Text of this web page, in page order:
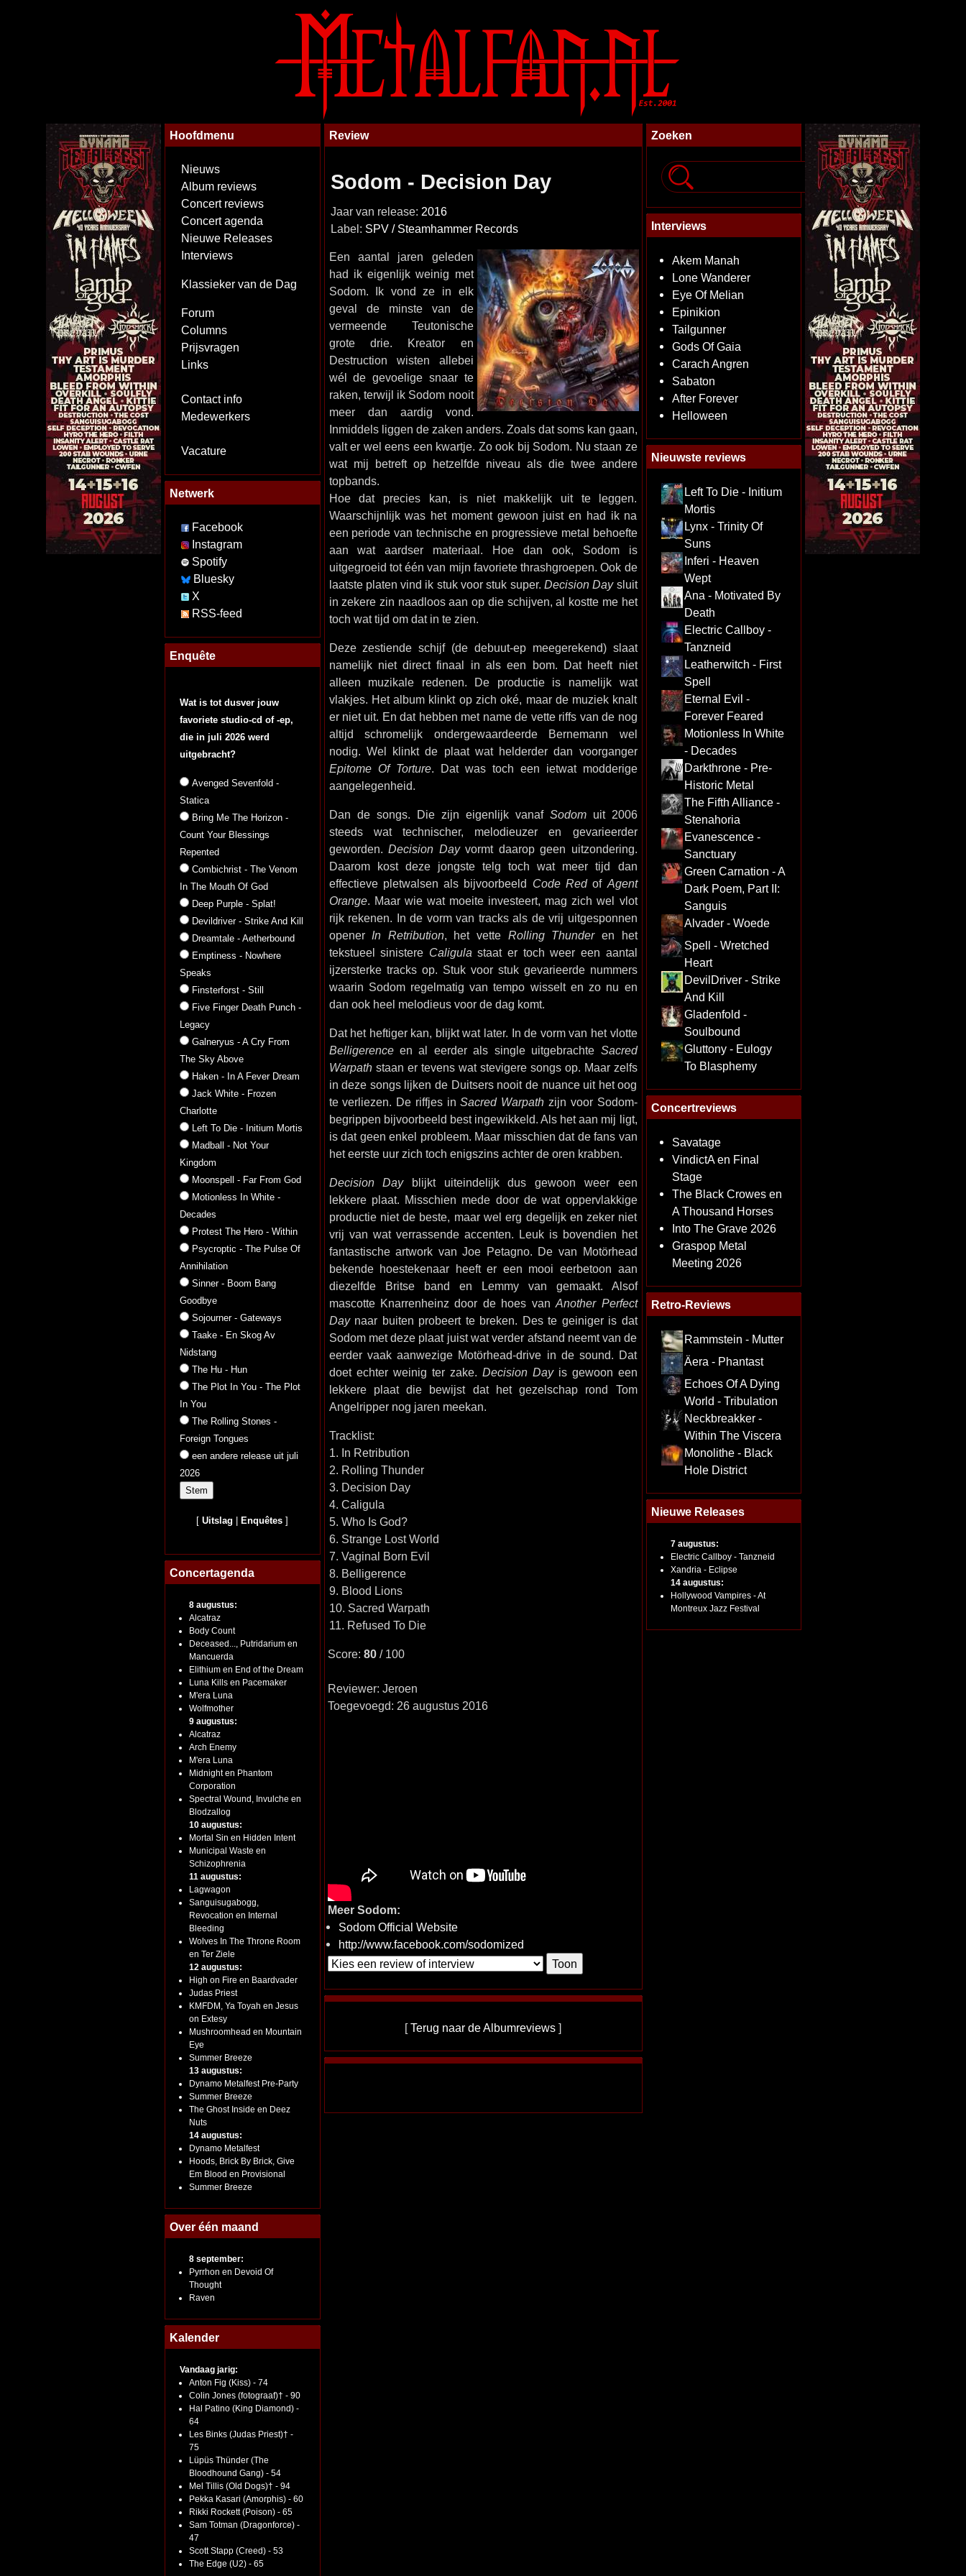
Hoofdmenu
Nieuws
Album reviews
Concert reviews
Concert agenda
Nieuwe Releases
Interviews
Klassieker van de Dag
Forum
Columns
Prijsvragen
Links
Contact info
Medewerkers
Vacature
Netwerk
Facebook
Instagram
Spotify
Bluesky
X
RSS-feed
Enquête
Wat is tot dusver jouw
favoriete studio-cd of -ep,
die in juli 2026 werd
uitgebracht?
Avenged Sevenfold -
Statica
Bring Me The Horizon -
Count Your Blessings
Repented
Combichrist - The Venom
In The Mouth Of God
Deep Purple - Splat!
Devildriver - Strike And Kill
Dreamtale - Aetherbound
Emptiness - Nowhere
Speaks
Finsterforst - Still
Five Finger Death Punch -
Legacy
Galneryus - A Cry From
The Sky Above
Haken - In A Fever Dream
Jack White - Frozen
Charlotte
Left To Die - Initium Mortis
Madball - Not Your
Kingdom
Moonspell - Far From God
Motionless In White -
Decades
Protest The Hero - Within
Psycroptic - The Pulse Of
Annihilation
Sinner - Boom Bang
Goodbye
Sojourner - Gateways
Taake - En Skog Av
Nidstang
The Hu - Hun
The Plot In You - The Plot
In You
The Rolling Stones -
Foreign Tongues
een andere release uit juli
2026
[Uitslag Enquêtes ]
Concertagenda
8 augustus:
Alcatraz
Body Count
Deceased..., Putridarium en
Mancuerda
Elithium en End of the Dream
Luna Kills en Pacemaker
M'era Luna
Wolfmother
9 augustus:
Alcatraz
Arch Enemy
M'era Luna
Midnight en Phantom
Corporation
Spectral Wound, Invulche en
Blodzallog
10 augustus:
Mortal Sin en Hidden Intent
Municipal Waste en
Schizophrenia
11 augustus:
Lagwagon
Sanguisugabogg,
Revocation en Internal
Bleeding
Wolves In The Throne Room
en Ter Ziele
12 augustus:
High on Fire en Baardvader
Judas Priest
KMFDM, Ya Toyah en Jesus
on Extesy
Mushroomhead en Mountain
Eye
Summer Breeze
13 augustus:
Dynamo Metalfest Pre-Party
Summer Breeze
The Ghost Inside en Deez
Nuts
14 augustus:
Dynamo Metalfest
Hoods, Brick By Brick, Give
Em Blood en Provisional
Summer Breeze
Over één maand
8 september:
Pyrrhon en Devoid Of
Thought
Raven
Kalender
Vandaag jarig:
Anton Fig (Kiss) - 74
Colin Jones (fotograaf)† - 90
Hal Patino (King Diamond) -
64
Les Binks (Judas Priest)† -
75
Lüpüs Thünder (The
Bloodhound Gang) - 54
Mel Tillis (Old Dogs)† - 94
Pekka Kasari (Amorphis) - 60
Rikki Rockett (Poison) - 65
Sam Totman (Dragonforce) -
47
Scott Stapp (Creed) - 53
The Edge (U2) - 65
Review
Sodom - Decision Day
Jaar van release: 2016
Label: SPV / Steamhammer Records
Een aantal jaren geleden
had ik eigenlijk weinig met
Sodom. Ik vond ze in elk
geval de minste van de
vermeende Teutonische
grote drie. Kreator en
Destruction wisten allebei
wél de gevoelige snaar te
raken, terwijl ik Sodom nooit
meer dan aardig vond.
Inmiddels liggen de zaken anders. Zoals dat soms kan gaan,
valt er wel eens een kwartje. Zo ook bij Sodom. Nu staan ze
wat mij betreft op hetzelfde niveau als die twee andere
topbands.
Hoe dat precies kan, is niet makkelijk uit te leggen.
Waarschijnlijk was het moment gewoon juist en had ik na
een periode van technische en progressieve metal behoefte
aan wat aardser materiaal. Hoe dan ook, Sodom is
uitgegroeid tot één van mijn favoriete thrashgroepen. Ook de
laatste platen vind ik stuk voor stuk super. Decision Daysluit
in zekere zin naadloos aan op die schijven, al kostte me het
toch wat tijd om dat in te zien.
Deze zestiende schijf (de debuut-ep meegerekend) slaat
namelijk niet direct finaal in als een bom. Dat heeft niet
alleen muzikale redenen. De productie is namelijk wat
vlakjes. Het album klinkt op zich oké, maar de muziek knalt
er niet uit. En dat hebben met name de vette riffs van de nog
altijd schromelijk ondergewaardeerde Bernemann wel
nodig. Wel klinkt de plaat wat helderder dan voorganger
Epitome Of Torture. Dat was toch een ietwat modderige
aangelegenheid.
Dan de songs. Die zijn eigenlijk vanaf Sodomuit 2006
steeds wat technischer, melodieuzer en gevarieerder
geworden. Decision Dayvormt daarop geen uitzondering.
Daarom kost deze jongste telg toch wat meer tijd dan
effectieve pletwalsen als bijvoorbeeld Code Redof Agent
Orange. Maar wie wat moeite investeert, mag zich wel vlot
rijk rekenen. In de vorm van tracks als de vrij uitgesponnen
opener In Retribution, het vette Rolling Thunderen het
tekstueel sinistere Caligula staat er toch weer een aantal
ijzersterke tracks op. Stuk voor stuk gevarieerde nummers
waarin Sodom regelmatig van tempo wisselt en zo nu en
dan ook heel melodieus voor de dag komt.
Dat het heftiger kan, blijkt wat later. In de vorm van het vlotte
Belligerenceen al eerder als single uitgebrachte Sacred
Warpathstaan er tevens wat stevigere songs op. Maar zelfs
in deze songs lijken de Duitsers nooit de nuance uit het oog
te verliezen. De riffjes inSacred Warpath zijn voor Sodom-
begrippen bijvoorbeeld best ingewikkeld. Als het aan mij ligt,
is dat geen enkel probleem. Maar misschien dat de fans van
het eerste uur zich toch enigszins achter de oren krabben.
Decision Dayblijkt uiteindelijk dus gewoon weer een
lekkere plaat. Misschien mede door de wat oppervlakkige
productie niet de beste, maar wel erg degelijk en zeker niet
vrij van wat verrassende accenten. Leuk is bovendien het
fantastische artwork van Joe Petagno. De van Motörhead
bekende hoestekenaar heeft er een mooi eerbetoon aan
diezelfde Britse band en Lemmy van gemaakt. Alsof
mascotte Knarrenheinz door de hoes vanAnother Perfect
Daynaar buiten probeert te breken. Des te geiniger is dat
Sodom met deze plaat juist wat verder afstand neemt van de
eerder vaak aanwezige Motörhead-drive in de sound. Dat
doet echter weinig ter zake. Decision Dayis gewoon een
lekkere plaat die bewijst dat het gezelschap rond Tom
Angelripper nog jaren meekan.
Tracklist:
1. In Retribution
2. Rolling Thunder
3. Decision Day
4. Caligula
5. Who Is God?
6. Strange Lost World
7. Vaginal Born Evil
8. Belligerence
9. Blood Lions
10. Sacred Warpath
11. Refused To Die
Score: 80/ 100
Reviewer: Jeroen
Toegevoegd: 26 augustus 2016
Meer Sodom:
Sodom Official Website
http://www.facebook.com/sodomized
[Terug naar de Albumreviews ]
Zoeken
Interviews
Akem Manah
Lone Wanderer
Eye Of Melian
Epinikion
Tailgunner
Gods Of Gaia
Carach Angren
Sabaton
After Forever
Helloween
Nieuwste reviews
Left To Die - Initium
Mortis
Lynx - Trinity Of
Suns
Inferi - Heaven
Wept
Ana - Motivated By
Death
Electric Callboy -
Tanzneid
Leatherwitch - First
Spell
Eternal Evil -
Forever Feared
Motionless In White
- Decades
Darkthrone - Pre-
Historic Metal
The Fifth Alliance -
Stenahoria
Evanescence -
Sanctuary
Green Carnation - A
Dark Poem, Part II:
Sanguis
Alvader - Woede
Spell - Wretched
Heart
DevilDriver - Strike
And Kill
Gladenfold -
Soulbound
Gluttony - Eulogy
To Blasphemy
Concertreviews
Savatage
VindictA en Final
Stage
The Black Crowes en
A Thousand Horses
Into The Grave 2026
Graspop Metal
Meeting 2026
Retro-Reviews
Rammstein - Mutter
Äera - Phantast
Echoes Of A Dying
World - Tribulation
Neckbreakker -
Within The Viscera
Monolithe - Black
Hole District
Nieuwe Releases
7 augustus:
Electric Callboy - Tanzneid
Xandria - Eclipse
14 augustus:
Hollywood Vampires - At
Montreux Jazz Festival